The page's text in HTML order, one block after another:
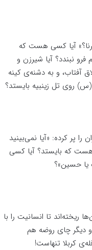
آیا کسی هست که
نبندد؟ آیا شیرزن و
و به دشنه‌ی کینه
روی تل زینبیه بایستد؟
پر کرده: «آیا نمى‌بینید
که بایستد؟ آیا کسی
یا حسین»؟
ریخته‌اند تا انسانیت را با
دیگر چای روضه هم
کربلا تنهاست!